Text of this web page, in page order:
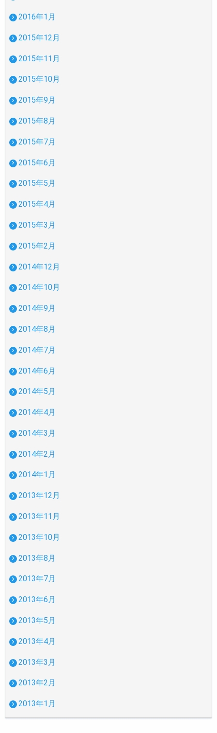
2016年1月
2015年12月
2015年11月
2015年10月
2015年9月
2015年8月
2015年7月
2015年6月
2015年5月
2015年4月
2015年3月
2015年2月
2014年12月
2014年10月
2014年9月
2014年8月
2014年7月
2014年6月
2014年5月
2014年4月
2014年3月
2014年2月
2014年1月
2013年12月
2013年11月
2013年10月
2013年8月
2013年7月
2013年6月
2013年5月
2013年4月
2013年3月
2013年2月
2013年1月